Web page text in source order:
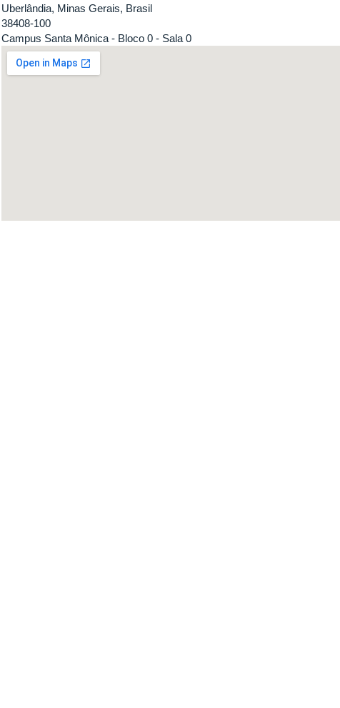
Uberlândia, Minas Gerais, Brasil
38408-100
Campus Santa Mônica - Bloco 0 - Sala 0